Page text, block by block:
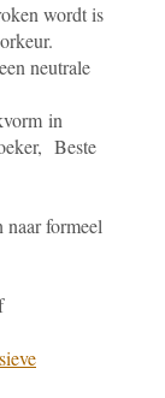
wordt is
neutrale
in
Beste
formeel